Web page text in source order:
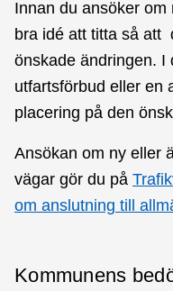
Innan du ansöker
bra idé att titta så att
önskade ändringen. I
utfartsförbud eller en
placering på den
Ansökan om ny eller
vägar gör du på
om anslutning till
Kommunens